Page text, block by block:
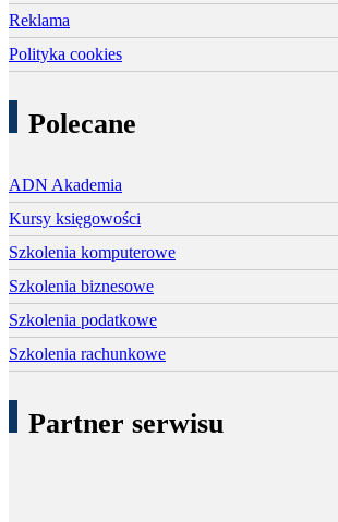
Reklama
Polityka cookies
Polecane
ADN Akademia
Kursy księgowości
Szkolenia komputerowe
Szkolenia biznesowe
Szkolenia podatkowe
Szkolenia rachunkowe
Partner serwisu